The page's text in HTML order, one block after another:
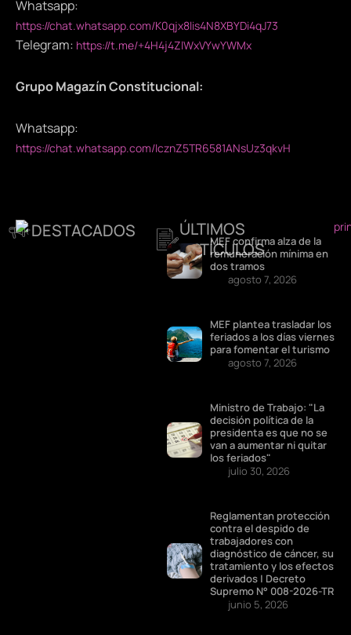
Whatsapp:
https://chat.whatsapp.com/K0qjx8lis4N8XBYDi4qJ73
Telegram: https://t.me/+4H4j4ZlWxVYwYWMx
Grupo Magazín Constitucional:
Whatsapp:
https://chat.whatsapp.com/IcznZ5TR6581ANsUz3qkvH
DESTACADOS
ÚLTIMOS
ARTÍCULOS
MEF confirma alza de la
remuneración mínima en
dos tramos
agosto 7, 2026
MEF plantea trasladar los
feriados a los días viernes
para fomentar el turismo
agosto 7, 2026
Ministro de Trabajo: "La
decisión política de la
presidenta es que no se
van a aumentar ni quitar
los feriados"
julio 30, 2026
Reglamentan protección
contra el despido de
trabajadores con
diagnóstico de cáncer, su
tratamiento y los efectos
derivados | Decreto
Supremo N° 008-2026-TR
junio 5, 2026